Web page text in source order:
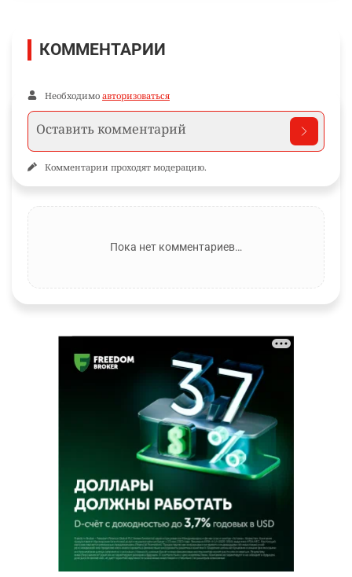
КОММЕНТАРИИ
Необходимо авторизоваться
Комментарии проходят модерацию.
Пока нет комментариев…